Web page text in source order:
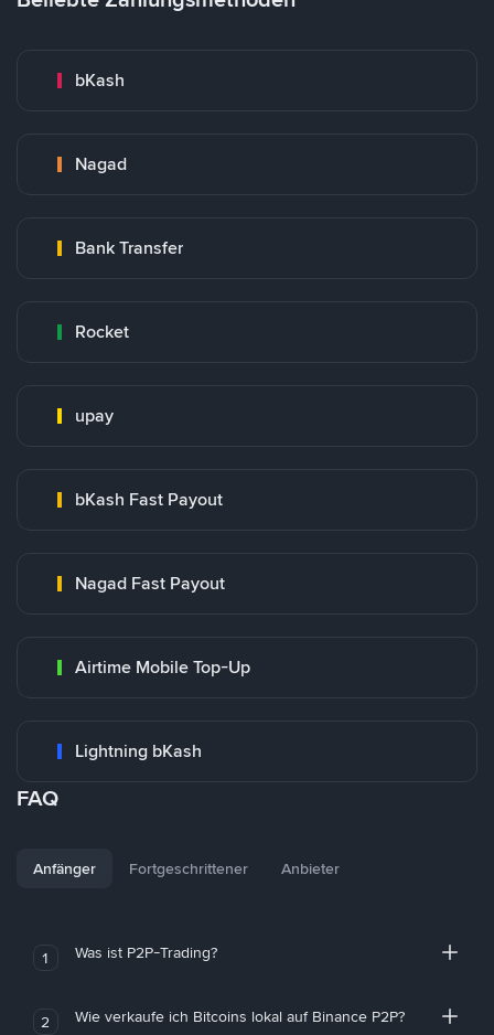
bKash
Nagad
Bank Transfer
Rocket
upay
bKash Fast Payout
Nagad Fast Payout
Airtime Mobile Top-Up
Lightning bKash
FAQ
Anfänger Fortgeschrittener Anbieter
1 Was ist P2P-Trading?
2 Wie verkaufe ich Bitcoins lokal auf Binance P2P?